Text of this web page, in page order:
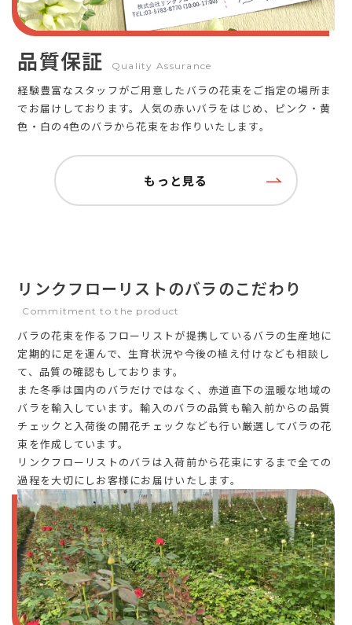
品質保証 Quality Assurance
経験豊富なスタッフがご用意したバラの花束をご指定の場所ま
でお届けしております。人気の赤いバラをはじめ、ピンク・黄
色・白の4色のバラから花束をお作りいたします。
もっと見る
リンクフローリストのバラのこだわり
Commitment to the product
バラの花束を作るフローリストが提携しているバラの生産地に
定期的に足を運んで、生育状況や今後の植え付けなども相談し
て、品質の確認もしております。
また冬季は国内のバラだけではなく、赤道直下の温暖な地域の
バラを輸入しています。輸入のバラの品質も輸入前からの品質
チェックと入荷後の開花チェックなども行い厳選してバラの花
束を作成しています。
リンクフローリストのバラは入荷前から花束にするまで全ての
過程を大切にしお客様にお届けいたします。